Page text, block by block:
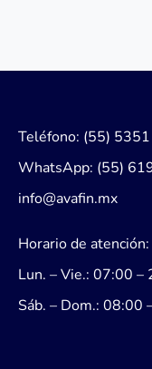
Teléfono: (55)
WhatsApp: (55)
info@avafin.mx
Horario de atención:
Lun. – Vie.: 07:00 –
Sáb. – Dom.: 08:00